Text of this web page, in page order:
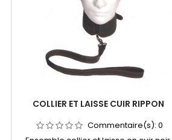
COLLIER ET LAISSE CUIR RIPPON
Commentaire(s): 0